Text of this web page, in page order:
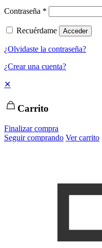
Contraseña *
Recuérdame Acceder
¿Olvidaste la contraseña?
¿Crear una cuenta?
✕
Carrito
Finalizar compra
Seguir comprando Ver carrito